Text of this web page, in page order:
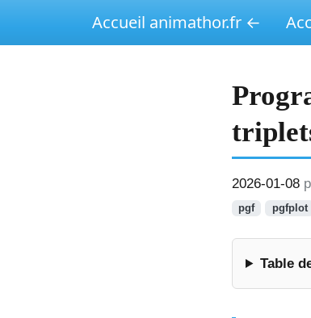
Accueil animathor.fr ←
2026-01-08
pgf pgfplot
Table